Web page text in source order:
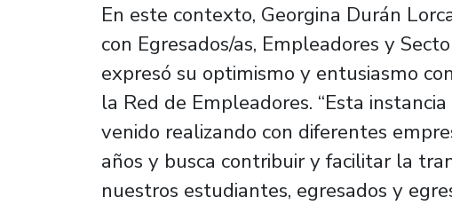
En este contexto, Georgina Durán
con Egresados/as, Empleadores y
expresó su optimismo y entusiasmo
la Red de Empleadores. “Esta
venido realizando con diferentes
años y busca contribuir y facilitar la
nuestros estudiantes, egresados y